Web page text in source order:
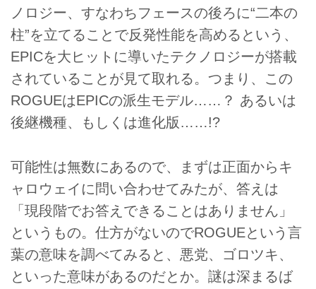
ノロジー、すなわちフェースの後ろに“二本の
柱”を立てることで反発性能を高めるという、
EPICを大ヒットに導いたテクノロジーが搭載
されていることが見て取れる。つまり、この
ROGUEはEPICの派生モデル……？ あるいは
後継機種、もしくは進化版……!?
可能性は無数にあるので、まずは正面からキ
ャロウェイに問い合わせてみたが、答えは
「現段階でお答えできることはありません」
というもの。仕方がないのでROGUEという言
葉の意味を調べてみると、悪党、ゴロツキ、
といった意味があるのだとか。謎は深まるば